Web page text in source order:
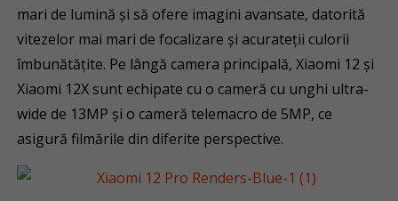
mari de lumină și să ofere imagini avansate, datorită
vitezelor mai mari de focalizare și acurateții culorii
îmbunătățite. Pe lângă camera principală, Xiaomi 12 și
Xiaomi 12X sunt echipate cu o cameră cu unghi ultra-
wide de 13MP și o cameră telemacro de 5MP, ce
asigură filmările din diferite perspective.